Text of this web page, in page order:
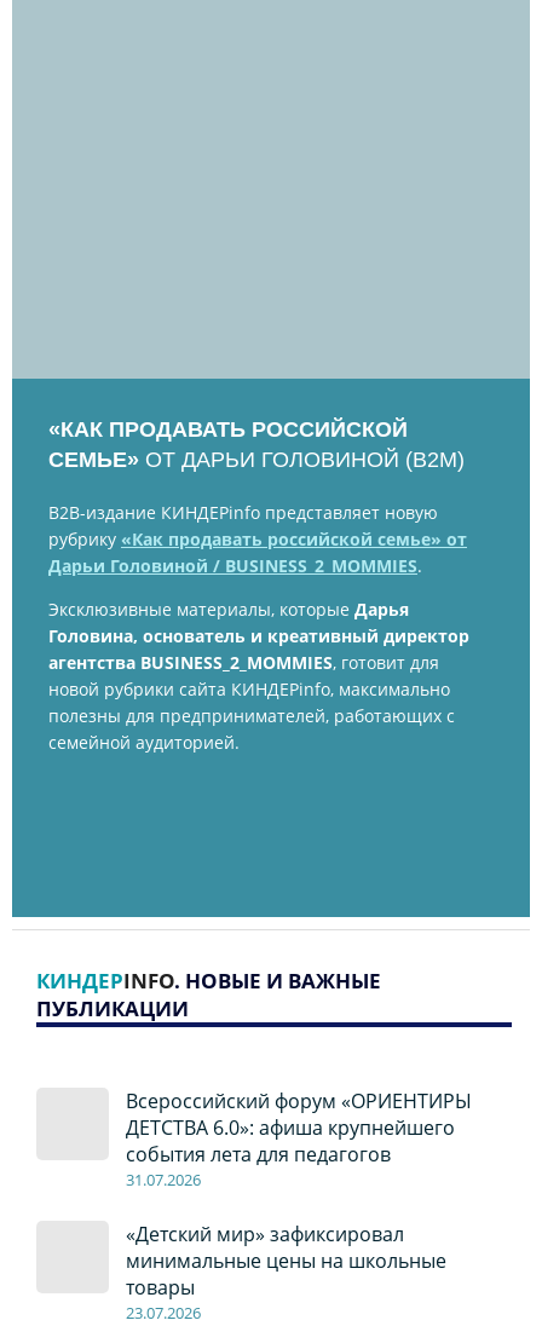
«КАК ПРОДАВАТЬ РОССИЙСКОЙ
СЕМЬЕ» ОТ ДАРЬИ ГОЛОВИНОЙ (B2M)
B2B-издание КИНДЕРinfo представляет новую
рубрику «Как продавать российской семье» от
Дарьи Головиной / BUSINESS_2_MOMMIES.
Эксклюзивные материалы, которые Дарья
Головина, основатель и креативный директор
агентства BUSINESS_2_MOMMIES, готовит для
новой рубрики сайта КИНДЕРinfo, максимально
полезны для предпринимателей, работающих с
семейной аудиторией.
КИНДЕРINFO. НОВЫЕ И ВАЖНЫЕ
ПУБЛИКАЦИИ
Всероссийский форум «ОРИЕНТИРЫ
ДЕТСТВА 6.0»: афиша крупнейшего
события лета для педагогов
31.07.2026
«Детский мир» зафиксировал
минимальные цены на школьные
товары
23.07.2026